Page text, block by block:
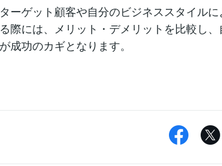
ーゲット顧客や自分のビジネススタイルに
際には、メリット・デメリットを比較し
成功のカギとなります。